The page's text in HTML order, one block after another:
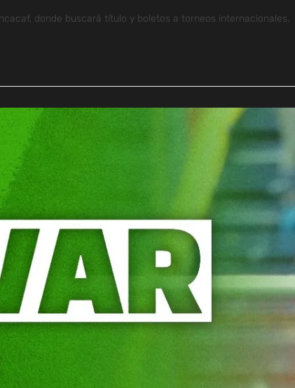
donde buscará título y boletos a torneos internacionales.